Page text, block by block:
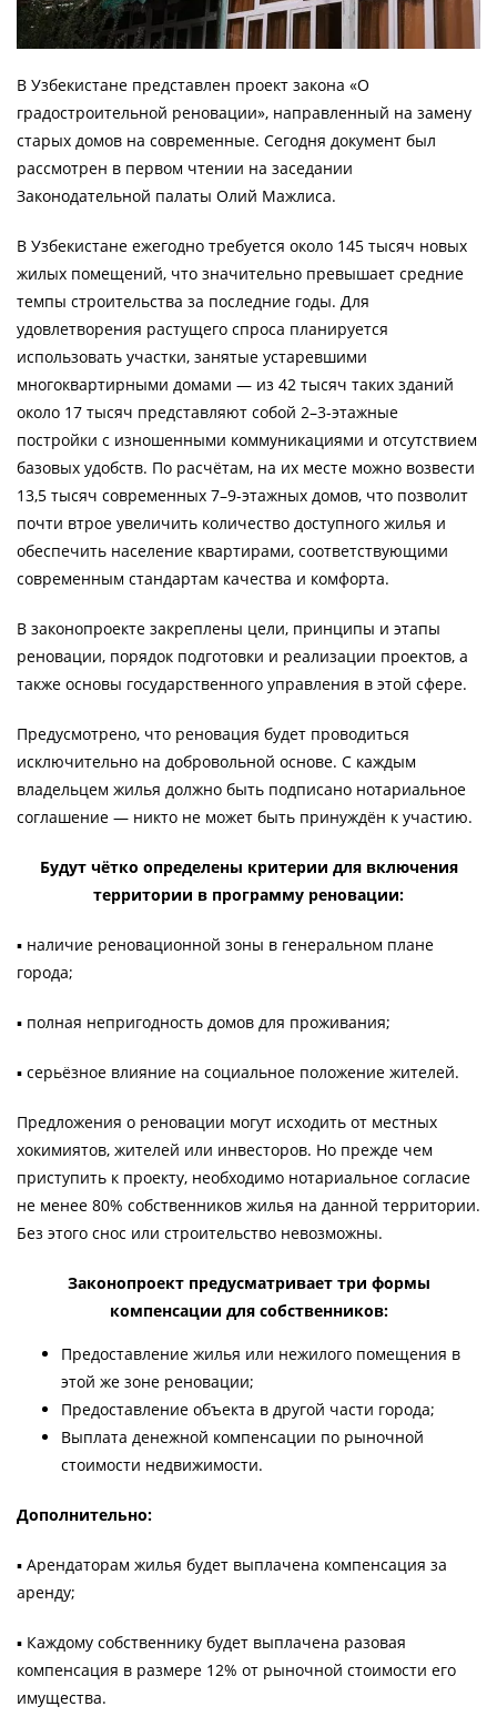
В Узбекистане представлен проект закона «О
градостроительной реновации», направленный на замену
старых домов на современные. Сегодня документ был
рассмотрен в первом чтении на заседании
Законодательной палаты Олий Мажлиса.
В Узбекистане ежегодно требуется около 145 тысяч новых
жилых помещений, что значительно превышает средние
темпы строительства за последние годы. Для
удовлетворения растущего спроса планируется
использовать участки, занятые устаревшими
многоквартирными домами — из 42 тысяч таких зданий
около 17 тысяч представляют собой 2–3-этажные
постройки с изношенными коммуникациями и отсутствием
базовых удобств. По расчётам, на их месте можно возвести
13,5 тысяч современных 7–9-этажных домов, что позволит
почти втрое увеличить количество доступного жилья и
обеспечить население квартирами, соответствующими
современным стандартам качества и комфорта.
В законопроекте закреплены цели, принципы и этапы
реновации, порядок подготовки и реализации проектов, а
также основы государственного управления в этой сфере.
Предусмотрено, что реновация будет проводиться
исключительно на добровольной основе. С каждым
владельцем жилья должно быть подписано нотариальное
соглашение — никто не может быть принуждён к участию.
Будут чётко определены критерии для включения
территории в программу реновации:
▪️ наличие реновационной зоны в генеральном плане
города;
▪️ полная непригодность домов для проживания;
▪️ серьёзное влияние на социальное положение жителей.
Предложения о реновации могут исходить от местных
хокимиятов, жителей или инвесторов. Но прежде чем
приступить к проекту, необходимо нотариальное согласие
не менее 80% собственников жилья на данной территории.
Без этого снос или строительство невозможны.
Законопроект предусматривает три формы
компенсации для собственников:
Предоставление жилья или нежилого помещения в
этой же зоне реновации;
Предоставление объекта в другой части города;
Выплата денежной компенсации по рыночной
стоимости недвижимости.
Дополнительно:
▪️ Арендаторам жилья будет выплачена компенсация за
аренду;
▪️ Каждому собственнику будет выплачена разовая
компенсация в размере 12% от рыночной стоимости его
имущества.